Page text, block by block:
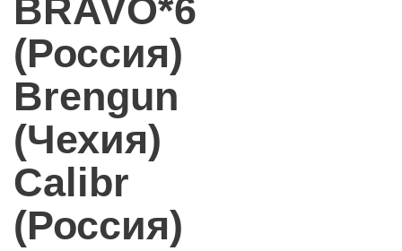
BRAVO*6
(Россия)
Brengun
(Чехия)
Calibr
(Россия)